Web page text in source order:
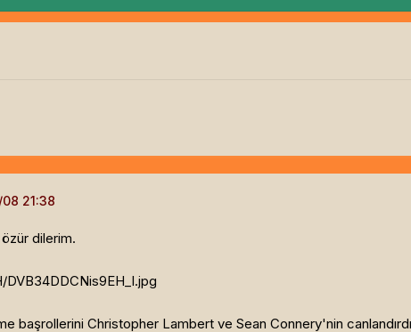
özür dilerim.
başrollerini Christopher Lambert ve Sean Connery'nin